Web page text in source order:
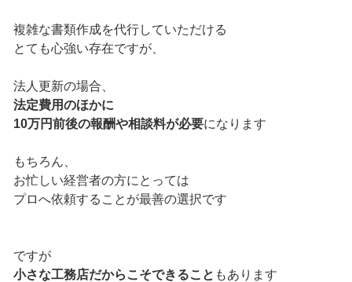
複雑な書類作成を代行していただける
とても心強い存在ですが、
法人更新の場合、
法定費用のほかに
10万円前後の報酬や相談料が必要になります
もちろん、
お忙しい経営者の方にとっては
プロへ依頼することが最善の選択です
ですが
小さな工務店だからこそできること もあります